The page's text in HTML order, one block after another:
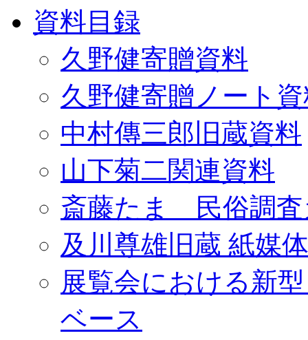
資料目録
久野健寄贈資料
久野健寄贈ノート
中村傳三郎旧蔵資料
山下菊二関連資料
斎藤たま 民俗調査
及川尊雄旧蔵 紙媒
展覧会における新
ベース